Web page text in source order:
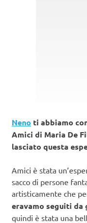
Neno ti abbiamo
Amici di Maria De
lasciato questa
Amici è stata
sacco di persone
artisticamente che
eravamo seguiti
quindi è stata una